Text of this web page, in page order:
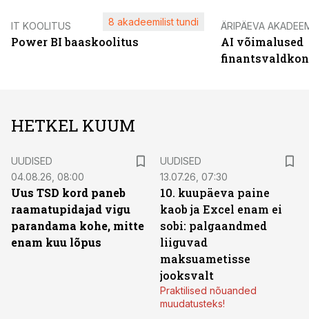
IT KOOLITUS
Power BI baaskoolitus
8 akadeemilist tundi ÄRIPÄEVA
AI võimalused
HETKEL KUUM
UUDISED
04.08.26, 08:00
Uus TSD kord paneb
raamatupidajad vigu
parandama kohe, mitte
enam kuu lõpus
UUDISED
13.07.26, 07:30
10. kuupäeva paine
kaob ja Excel enam ei
sobi: palgaandmed
liiguvad
maksuametisse
jooksvalt
Praktilised nõuanded
muudatusteks!